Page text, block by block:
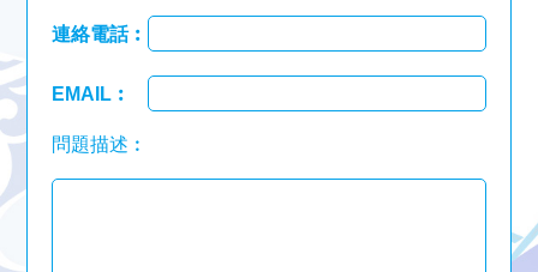
連絡電話︰
EMAIL︰
問題描述︰